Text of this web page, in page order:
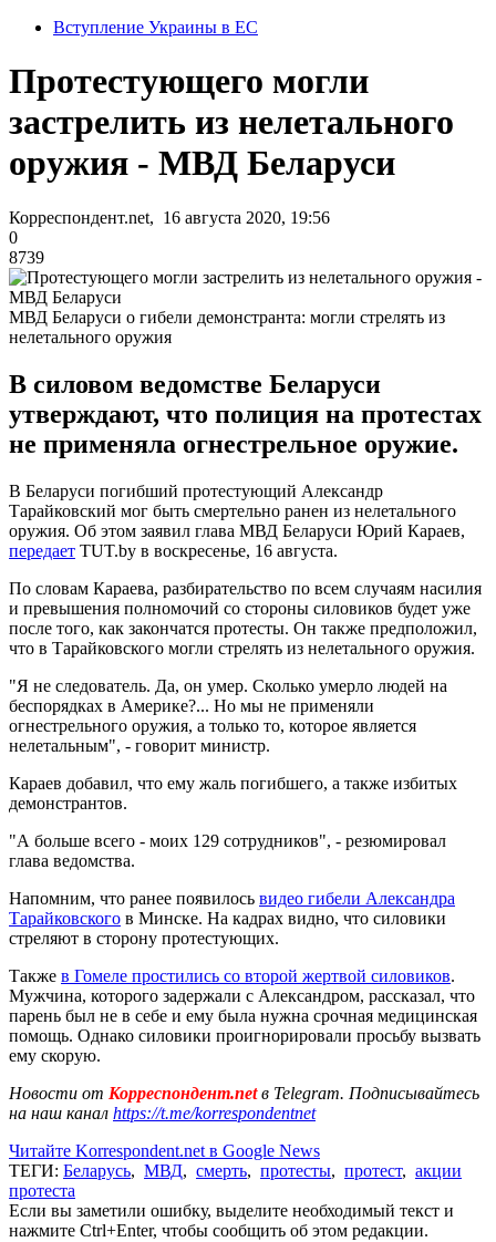
Вступление Украины в ЕС
Протестующего могли
застрелить из нелетального
оружия - МВД Беларуси
Корреспондент.net, 16 августа 2020, 19:56
0
8739
МВД Беларуси о гибели демонстранта: могли стрелять из
нелетального оружия
В силовом ведомстве Беларуси
утверждают, что полиция на протестах
не применяла огнестрельное оружие.
В Беларуси погибший протестующий Александр
Тарайковский мог быть смертельно ранен из нелетального
оружия. Об этом заявил глава МВД Беларуси Юрий Караев,
передает TUT.by в воскресенье, 16 августа.
По словам Караева, разбирательство по всем случаям насилия
и превышения полномочий со стороны силовиков будет уже
после того, как закончатся протесты. Он также предположил,
что в Тарайковского могли стрелять из нелетального оружия.
"Я не следователь. Да, он умер. Сколько умерло людей на
беспорядках в Америке?... Но мы не применяли
огнестрельного оружия, а только то, которое является
нелетальным", - говорит министр.
Караев добавил, что ему жаль погибшего, а также избитых
демонстрантов.
"А больше всего - моих 129 сотрудников", - резюмировал
глава ведомства.
Напомним, что ранее появилось видео гибели Александра
Тарайковского в Минске. На кадрах видно, что силовики
стреляют в сторону протестующих.
Также в Гомеле простились со второй жертвой силовиков.
Мужчина, которого задержали с Александром, рассказал, что
парень был не в себе и ему была нужна срочная медицинская
помощь. Однако силовики проигнорировали просьбу вызвать
ему скорую.
Новости от Корреспондент.netв Telegram. Подписывайтесь
на наш канал https://t.me/korrespondentnet
Читайте Korrespondent.net в Google News
ТЕГИ: Беларусь, МВД, смерть, протесты, протест, акции
протеста
Если вы заметили ошибку, выделите необходимый текст и
нажмите Ctrl+Enter, чтобы сообщить об этом редакции.